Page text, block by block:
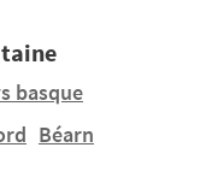
basque
Béarn